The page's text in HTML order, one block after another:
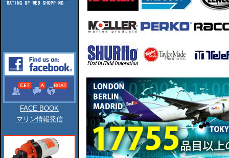
FACE BOOK
マリン情報発信